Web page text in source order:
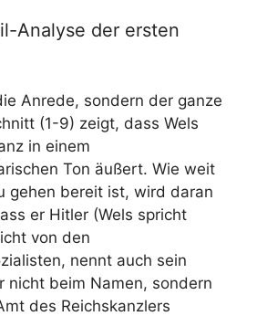
Analyse der ersten
Anrede, sondern der ganze
(1-9) zeigt, dass Wels
in einem
Ton äußert. Wie weit
gehen bereit ist, wird daran
er Hitler (Wels spricht
von den
nennt auch sein
nicht beim Namen, sondern
des Reichskanzlers